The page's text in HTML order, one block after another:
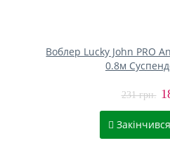
Воблер Lucky John PRO
0.8м
231 грн.
Закінчився